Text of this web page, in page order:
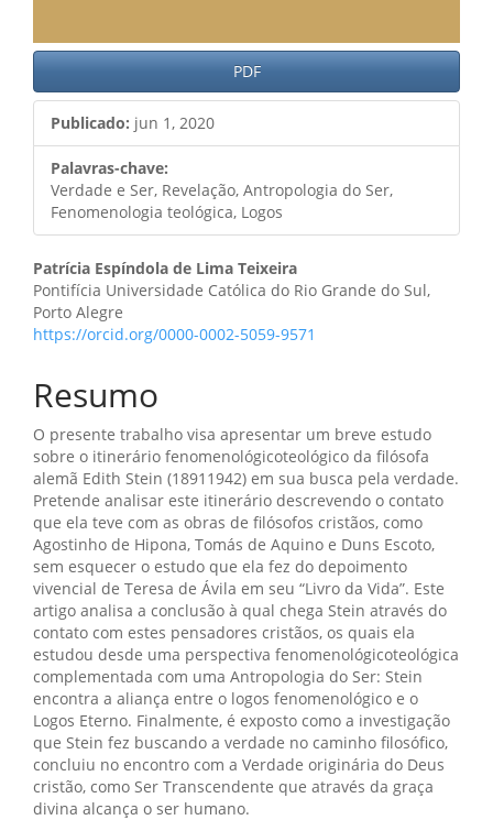
PDF
Publicado: jun 1, 2020
Palavras-chave:
Verdade e Ser, Revelação, Antropologia do Ser,
Fenomenologia teológica, Logos
Conteúdo
do
artigo
principal
Patrícia Espíndola de Lima Teixeira
Pontifícia Universidade Católica do Rio Grande do Sul,
Porto Alegre
https://orcid.org/0000-0002-5059-9571
Resumo
O presente trabalho visa apresentar um breve estudo
sobre o itinerário fenomenológicoteológico da filósofa
alemã Edith Stein (18911942) em sua busca pela verdade.
Pretende analisar este itinerário descrevendo o contato
que ela teve com as obras de filósofos cristãos, como
Agostinho de Hipona, Tomás de Aquino e Duns Escoto,
sem esquecer o estudo que ela fez do depoimento
vivencial de Teresa de Ávila em seu “Livro da Vida”. Este
artigo analisa a conclusão à qual chega Stein através do
contato com estes pensadores cristãos, os quais ela
estudou desde uma perspectiva fenomenológicoteológica
complementada com uma Antropologia do Ser: Stein
encontra a aliança entre o logos fenomenológico e o
Logos Eterno. Finalmente, é exposto como a investigação
que Stein fez buscando a verdade no caminho filosófico,
concluiu no encontro com a Verdade originária do Deus
cristão, como Ser Transcendente que através da graça
divina alcança o ser humano.